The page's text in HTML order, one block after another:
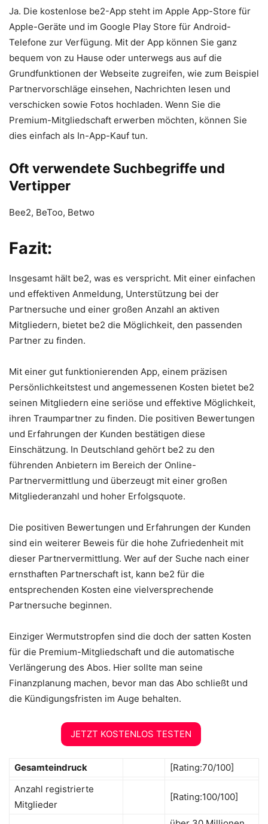
Ja. Die kostenlose be2-App steht im Apple App-Store für
Apple-Geräte und im Google Play Store für Android-
Telefone zur Verfügung. Mit der App können Sie ganz
bequem von zu Hause oder unterwegs aus auf die
Grundfunktionen der Webseite zugreifen, wie zum Beispiel
Partnervorschläge einsehen, Nachrichten lesen und
verschicken sowie Fotos hochladen. Wenn Sie die
Premium-Mitgliedschaft erwerben möchten, können Sie
dies einfach als In-App-Kauf tun.
Oft verwendete Suchbegriffe und
Vertipper
Bee2, BeToo, Betwo
Fazit:
Insgesamt hält be2, was es verspricht. Mit einer einfachen
und effektiven Anmeldung, Unterstützung bei der
Partnersuche und einer großen Anzahl an aktiven
Mitgliedern, bietet be2 die Möglichkeit, den passenden
Partner zu finden.
Mit einer gut funktionierenden App, einem präzisen
Persönlichkeitstest und angemessenen Kosten bietet be2
seinen Mitgliedern eine seriöse und effektive Möglichkeit,
ihren Traumpartner zu finden. Die positiven Bewertungen
und Erfahrungen der Kunden bestätigen diese
Einschätzung. In Deutschland gehört be2 zu den
führenden Anbietern im Bereich der Online-
Partnervermittlung und überzeugt mit einer großen
Mitgliederanzahl und hoher Erfolgsquote.
Die positiven Bewertungen und Erfahrungen der Kunden
sind ein weiterer Beweis für die hohe Zufriedenheit mit
dieser Partnervermittlung. Wer auf der Suche nach einer
ernsthaften Partnerschaft ist, kann be2 für die
entsprechenden Kosten eine vielversprechende
Partnersuche beginnen.
Einziger Wermutstropfen sind die doch der satten Kosten
für die Premium-Mitgliedschaft und die automatische
Verlängerung des Abos. Hier sollte man seine
Finanzplanung machen, bevor man das Abo schließt und
die Kündigungsfristen im Auge behalten.
JETZT KOSTENLOS TESTEN
Gesamteindruck
[Rating:70/100]
Anzahl registrierte
Mitglieder
[Rating:100/100]